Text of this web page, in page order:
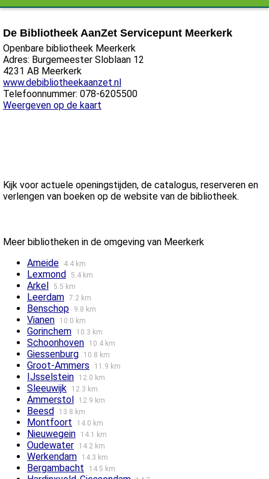
De Bibliotheek AanZet Servicepunt Meerkerk
Openbare bibliotheek Meerkerk
Adres: Burgemeester Sloblaan 12
4231 AB Meerkerk
www.debibliotheekaanzet.nl
Telefoonnummer: 078-6205500
Weergeven op de kaart
Kijk voor actuele openingstijden, de catalogus, reserveren en
verlengen van boeken op de website van de bibliotheek.
Meer bibliotheken in de omgeving van Meerkerk
Ameide
4.4 km
Lexmond 5.4 km
Arkel 5.5 km
Leerdam 7.2 km
Benschop 9.8 km
Vianen 10.0 km
Gorinchem 10.3 km
Schoonhoven 10.4 km
Giessenburg 10.8 km
Groot-Ammers 11.9 km
IJsselstein 12.0 km
Sleeuwijk 12.3 km
Ammerstol 12.9 km
Beesd 13.8 km
Montfoort 14.0 km
Nieuwegein 14.1 km
Oudewater 14.2 km
Werkendam 14.3 km
Bergambacht 14.5 km